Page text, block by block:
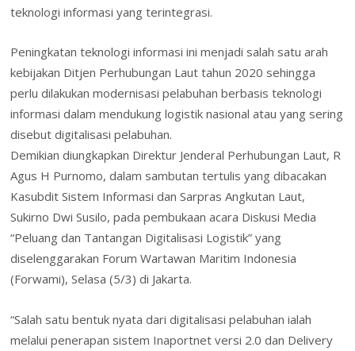
teknologi informasi yang terintegrasi.
Peningkatan teknologi informasi ini menjadi salah satu arah
kebijakan Ditjen Perhubungan Laut tahun 2020 sehingga
perlu dilakukan modernisasi pelabuhan berbasis teknologi
informasi dalam mendukung logistik nasional atau yang sering
disebut digitalisasi pelabuhan.
Demikian diungkapkan Direktur Jenderal Perhubungan Laut, R
Agus H Purnomo, dalam sambutan tertulis yang dibacakan
Kasubdit Sistem Informasi dan Sarpras Angkutan Laut,
Sukirno Dwi Susilo, pada pembukaan acara Diskusi Media
“Peluang dan Tantangan Digitalisasi Logistik” yang
diselenggarakan Forum Wartawan Maritim Indonesia
(Forwami), Selasa (5/3) di Jakarta.
“Salah satu bentuk nyata dari digitalisasi pelabuhan ialah
melalui penerapan sistem Inaportnet versi 2.0 dan Delivery